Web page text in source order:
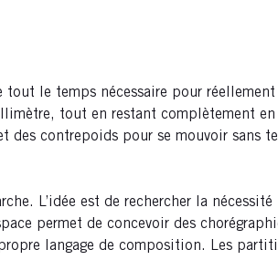
le temps nécessaire pour
tout en restant complètement
des contrepoids pour se mouvoir sans
L’idée est de rechercher la
permet de concevoir des
langage de composition. Les